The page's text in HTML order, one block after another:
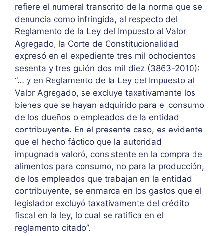
refiere el numeral transcrito de la norma que se
denuncia como infringida, al respecto del
Reglamento de la Ley del Impuesto al Valor
Agregado, la Corte de Constitucionalidad
expresó en el expediente tres mil ochocientos
sesenta y tres guión dos mil diez (3863-2010):
“… y en Reglamento de la Ley del Impuesto al
Valor Agregado, se excluye taxativamente los
bienes que se hayan adquirido para el consumo
de los dueños o empleados de la entidad
contribuyente. En el presente caso, es evidente
que el hecho fáctico que la autoridad
impugnada valoró, consistente en la compra de
alimentos para consumo, no para la producción,
de los empleados que trabajan en la entidad
contribuyente, se enmarca en los gastos que el
legislador excluyó taxativamente del crédito
fiscal en la ley, lo cual se ratifica en el
reglamento citado”.